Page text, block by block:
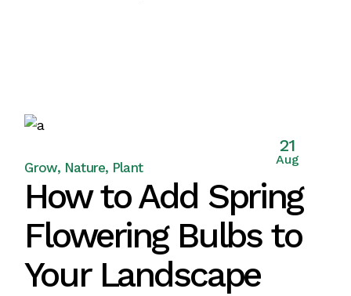
21
Aug
Grow Nature Plant
How to Add Spring
Flowering Bulbs to
Your Landscape